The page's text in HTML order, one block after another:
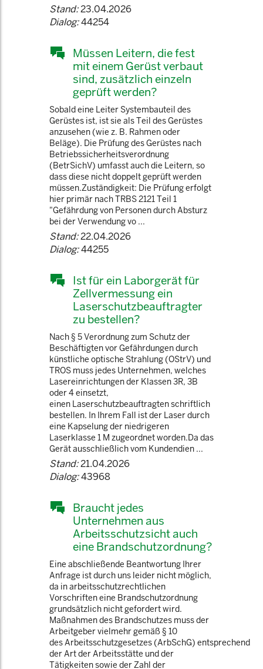
Stand:23.04.2026
Dialog:44254
Müssen Leitern, die fest
mit einem Gerüst verbaut
sind, zusätzlich einzeln
geprüft werden?
Sobald eine Leiter Systembauteil des
Gerüstes ist, ist sie als Teil des Gerüstes
anzusehen (wie z. B. Rahmen oder
Beläge). Die Prüfung des Gerüstes nach
Betriebssicherheitsverordnung
(BetrSichV) umfasst auch die Leitern, so
dass diese nicht doppelt geprüft werden
müssen.Zuständigkeit: Die Prüfung erfolgt
hier primär nach TRBS 2121 Teil 1
"Gefährdung von Personen durch Absturz
bei der Verwendung vo ...
Stand:22.04.2026
Dialog:44255
Ist für ein Laborgerät für
Zellvermessung ein
Laserschutzbeauftragter
zu bestellen?
Nach § 5 Verordnung zum Schutz der
Beschäftigten vor Gefährdungen durch
künstliche optische Strahlung (OStrV) und
TROS muss jedes Unternehmen, welches
Lasereinrichtungen der Klassen 3R, 3B
oder 4 einsetzt,
einen Laserschutzbeauftragten schriftlich
bestellen. In Ihrem Fall ist der Laser durch
eine Kapselung der niedrigeren
Laserklasse 1 M zugeordnet worden.Da das
Gerät ausschließlich vom Kundendien ...
Stand:21.04.2026
Dialog:43968
Braucht jedes
Unternehmen aus
Arbeitsschutzsicht auch
eine Brandschutzordnung?
Eine abschließende Beantwortung Ihrer
Anfrage ist durch uns leider nicht möglich,
da in arbeitsschutzrechtlichen
Vorschriften eine Brandschutzordnung
grundsätzlich nicht gefordert wird.
Maßnahmen des Brandschutzes muss der
Arbeitgeber vielmehr gemäß § 10
des Arbeitsschutzgesetzes (ArbSchG) entsprechend
der Art der Arbeitsstätte und der
Tätigkeiten sowie der Zahl der